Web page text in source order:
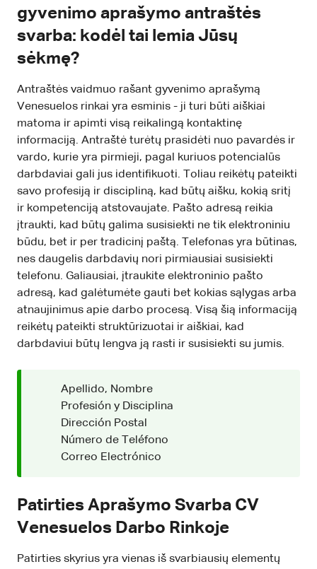
gyvenimo aprašymo antraštės
svarba: kodėl tai lemia Jūsų
sėkmę?
Antraštės vaidmuo rašant gyvenimo aprašymą
Venesuelos rinkai yra esminis - ji turi būti aiškiai
matoma ir apimti visą reikalingą kontaktinę
informaciją. Antraštė turėtų prasidėti nuo pavardės ir
vardo, kurie yra pirmieji, pagal kuriuos potencialūs
darbdaviai gali jus identifikuoti. Toliau reikėtų pateikti
savo profesiją ir discipliną, kad būtų aišku, kokią sritį
ir kompetenciją atstovaujate. Pašto adresą reikia
įtraukti, kad būtų galima susisiekti ne tik elektroniniu
būdu, bet ir per tradicinį paštą. Telefonas yra būtinas,
nes daugelis darbdavių nori pirmiausiai susisiekti
telefonu. Galiausiai, įtraukite elektroninio pašto
adresą, kad galėtumėte gauti bet kokias sąlygas arba
atnaujinimus apie darbo procesą. Visą šią informaciją
reikėtų pateikti struktūrizuotai ir aiškiai, kad
darbdaviui būtų lengva ją rasti ir susisiekti su jumis.
Apellido, Nombre
Profesión y Disciplina
Dirección Postal
Número de Teléfono
Correo Electrónico
Patirties Aprašymo Svarba CV
Venesuelos Darbo Rinkoje
Patirties skyrius yra vienas iš svarbiausių elementų